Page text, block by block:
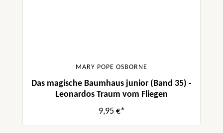
MARY POPE OSBORNE
Das magische Baumhaus junior (Band 35) -
Leonardos Traum vom Fliegen
9,95 €*